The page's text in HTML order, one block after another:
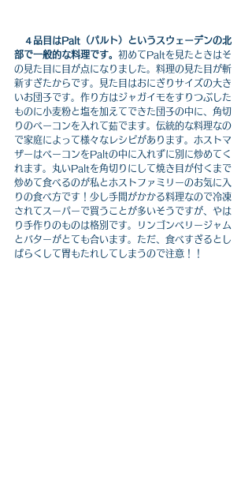
４品目はPalt（パルト）というスウェーデンの北
部で一般的な料理です。 初めてPaltを見たときはそ
の見た目に目が点になりました。料理の見た目が斬
新すぎたからです。見た目はおにぎりサイズの大き
いお団子です。作り方はジャガイモをすりつぶした
ものに小麦粉と塩を加えてできた団子の中に、角切
りのベーコンを入れて茹でます。伝統的な料理なの
で家庭によって様々なレシピがあります。ホストマ
ザーはベーコンをPaltの中に入れずに別に炒めてく
れます。丸いPaltを角切りにして焼き目が付くまで
炒めて食べるのが私とホストファミリーのお気に入
りの食べ方です！少し手間がかかる料理なので冷凍
されてスーパーで買うことが多いそうですが、やは
り手作りのものは格別です。リンゴンベリージャム
とバターがとても合います。ただ、食べすぎるとし
ばらくして胃もたれしてしまうので注意！！